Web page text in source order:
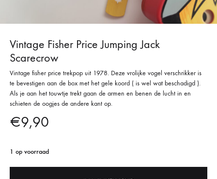
Vintage Fisher Price Jumping Jack
Scarecrow
Vintage fisher price trekpop uit 1978. Deze vrolijke vogel verschrikker is
te bevestigen aan de box met het gele koord ( is wel wat beschadigd ).
Als je aan het touwtje trekt gaan de armen en benen de lucht in en
schieten de oogjes de andere kant op.
€9,90
1 op voorraad